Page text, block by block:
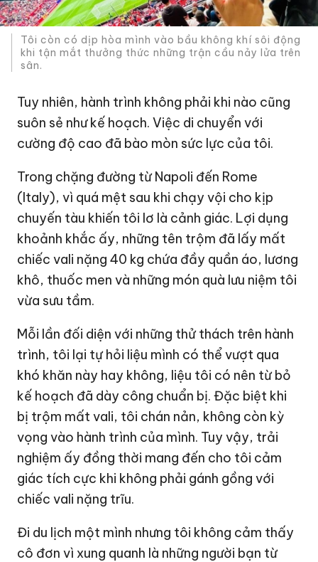
Tôi còn có dịp hòa mình vào bầu không khí sôi động
khi tận mắt thưởng thức những trận cầu nảy lửa trên
sân.
Tuy nhiên, hành trình không phải khi nào cũng
suôn sẻ như kế hoạch. Việc di chuyển với
cường độ cao đã bào mòn sức lực của tôi.
Trong chặng đường từ Napoli đến Rome
(Italy), vì quá mệt sau khi chạy vội cho kịp
chuyến tàu khiến tôi lơ là cảnh giác. Lợi dụng
khoảnh khắc ấy, những tên trộm đã lấy mất
chiếc vali nặng 40 kg chứa đầy quần áo, lương
khô, thuốc men và những món quà lưu niệm tôi
vừa sưu tầm.
Mỗi lần đối diện với những thử thách trên hành
trình, tôi lại tự hỏi liệu mình có thể vượt qua
khó khăn này hay không, liệu tôi có nên từ bỏ
kế hoạch đã dày công chuẩn bị. Đặc biệt khi
bị trộm mất vali, tôi chán nản, không còn kỳ
vọng vào hành trình của mình. Tuy vậy, trải
nghiệm ấy đồng thời mang đến cho tôi cảm
giác tích cực khi không phải gánh gồng với
chiếc vali nặng trĩu.
Đi du lịch một mình nhưng tôi không cảm thấy
cô đơn vì xung quanh là những người bạn từ